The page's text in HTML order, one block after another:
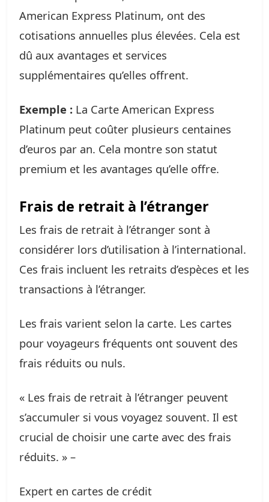
American Express Platinum, ont des
cotisations annuelles plus élevées. Cela est
dû aux avantages et services
supplémentaires qu’elles offrent.
Exemple : La Carte American Express
Platinum peut coûter plusieurs centaines
d’euros par an. Cela montre son statut
premium et les avantages qu’elle offre.
Frais de retrait à l’étranger
Les frais de retrait à l’étranger sont à
considérer lors d’utilisation à l’international.
Ces frais incluent les retraits d’espèces et les
transactions à l’étranger.
Les frais varient selon la carte. Les cartes
pour voyageurs fréquents ont souvent des
frais réduits ou nuls.
« Les frais de retrait à l’étranger peuvent
s’accumuler si vous voyagez souvent. Il est
crucial de choisir une carte avec des frais
réduits. » –
Expert en cartes de crédit